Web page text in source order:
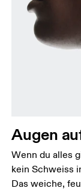
Augen
Wenn du alles
kein Schweiss
Das weiche,